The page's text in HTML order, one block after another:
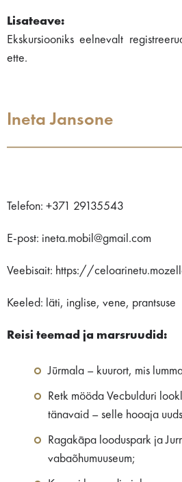
Lisateave:
Ekskursiooniks eelnevalt
ette.
Ineta Jansone
Telefon: +371 29135543
E-post: ineta.mobil@gmail.com
Veebisait: https://
Keeled: läti, inglise, vene, prantsuse
Reisi teemad ja marsruudid:
Jūrmala – kuurort, mis
Retk mööda Vecbulduri
tänavaid – selle hooaja
Ragakāpa looduspark ja
vabaõhumuuseum;